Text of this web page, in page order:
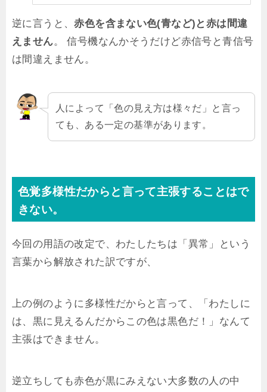
逆に言うと、赤色を含まない色(青など)と赤は間違
えません。 信号機なんかそうだけど赤信号と青信号
は間違えません。
人によって「色の見え方は様々だ」と言っ
ても、ある一定の基準があります。
色覚多様性だからと言って主張することはで
きない。
今回の用語の改定で、わたしたちは「異常」という
言葉から解放された訳ですが、
上の例のように多様性だからと言って、「わたしに
は、黒に見えるんだからこの色は黒色だ！」なんて
主張はできません。
逆立ちしても赤色が黒にみえない大多数の人の中